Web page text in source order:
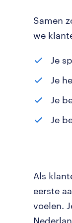
Samen
we
Je
Je
Je
Je
Als
eerste
voelen.